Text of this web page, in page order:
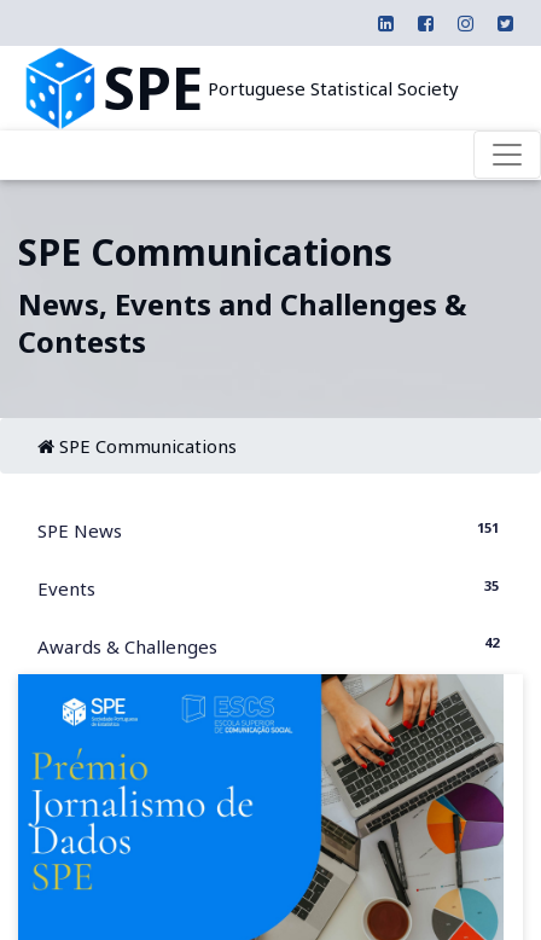
SPE Portuguese Statistical Society
SPE Communications
News, Events and Challenges &
Contests
SPE Communications
SPE News 151
Events 35
Awards & Challenges 42